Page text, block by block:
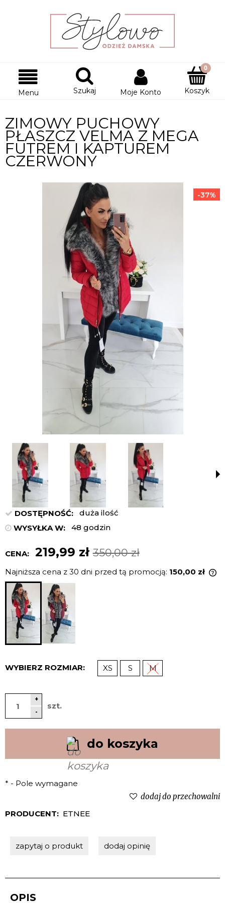
Menu Szukaj Moje Konto Koszyk
ZIMOWY PUCHOWY
PŁASZCZ VELMA Z MEGA
FUTREM I KAPTUREM
CZERWONY
-37%
DOSTĘPNOŚĆ:
duża ilość
WYSYŁKA W:
48 godzin
CENA: 219,99 zł 350,00 zł
Najniższa cena z 30 dni przed tą promocją: 150,00 zł
WYBIERZ ROZMIAR: XS S M
+
-
szt.
do koszyka
* - Pole wymagane
dodaj do przechowalni
PRODUCENT: ETNEE
zapytaj o produkt dodaj opinię
OPIS